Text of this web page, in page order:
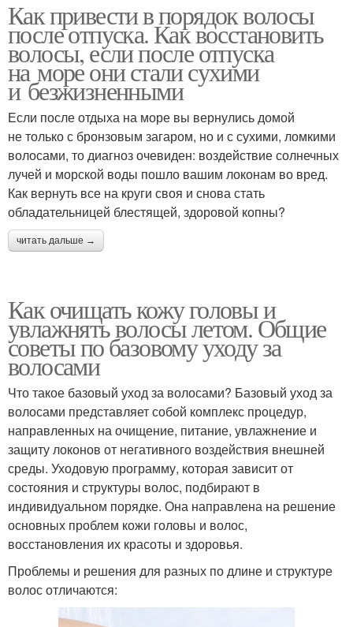
Как привести в порядок волосы
после отпуска. Как восстановить
волосы, если после отпуска
на море они стали сухими
и безжизненными
Если после отдыха на море вы вернулись домой
не только с бронзовым загаром, но и с сухими, ломкими
волосами, то диагноз очевиден: воздействие солнечных
лучей и морской воды пошло вашим локонам во вред.
Как вернуть все на круги своя и снова стать
обладательницей блестящей, здоровой копны?
читать дальше →
Как очищать кожу головы и
увлажнять волосы летом. Общие
советы по базовому уходу за
волосами
Что такое базовый уход за волосами? Базовый уход за
волосами представляет собой комплекс процедур,
направленных на очищение, питание, увлажнение и
защиту локонов от негативного воздействия внешней
среды. Уходовую программу, которая зависит от
состояния и структуры волос, подбирают в
индивидуальном порядке. Она направлена на решение
основных проблем кожи головы и волос,
восстановления их красоты и здоровья.
Проблемы и решения для разных по длине и структуре
волос отличаются: